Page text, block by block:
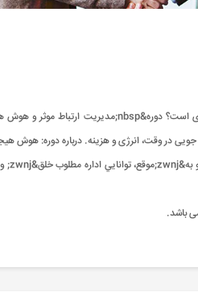
جویی در وقت، انرژی و هزینه. درباره دوره: